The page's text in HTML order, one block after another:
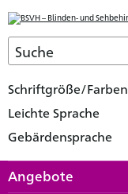
Schriftgröße/Farben
Leichte Sprache
Gebärdensprache
Angebote